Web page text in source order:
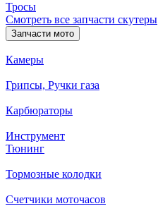
Тросы
Смотреть все запчасти скутеры
Запчасти мото
Камеры
Грипсы, Ручки газа
Карбюраторы
Инструмент
Тюнинг
Тормозные колодки
Счетчики моточасов